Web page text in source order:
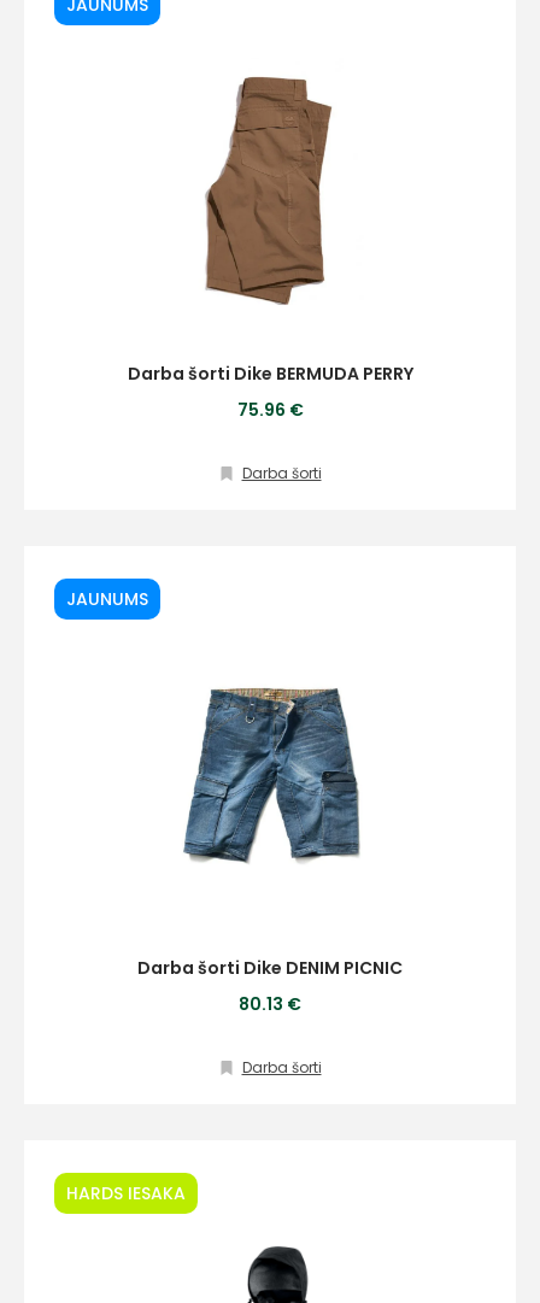
JAUNUMS
Darba šorti Dike BERMUDA PERRY
75.96 €
Darba šorti
JAUNUMS
Darba šorti Dike DENIM PICNIC
80.13 €
Darba šorti
HARDS IESAKA
Sazinies
ar
mums!
Atbildēsim
ātrāk
Kontakttālrunis
+